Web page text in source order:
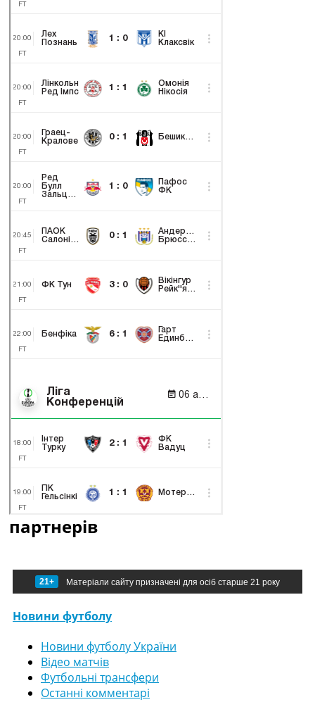
партнерів
21+ Матеріали сайту призначені для осіб старше 21 року
Новини футболу
Новини футболу України
Відео матчів
Футбольні трансфери
Останні комментарі